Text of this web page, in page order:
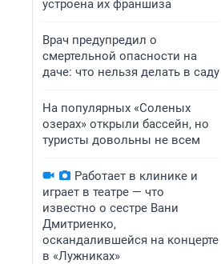
устроена их франшиза
Врач предупредил о
смертельной опасности на
даче: что нельзя делать в саду
На популярных «Соленых
озерах» открыли бассейн, но
туристы довольны не всем
Работает в клинике и
играет в театре — что
известно о сестре Вани
Дмитриенко,
оскандалившейся на концерте
в «Лужниках»